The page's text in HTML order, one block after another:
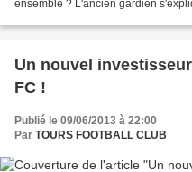
ensemble ? L'ancien gardien
Un nouvel
FC !
Publié le 09/06/2013 à 22:00
Par TOURS FOOTBALL CLUB